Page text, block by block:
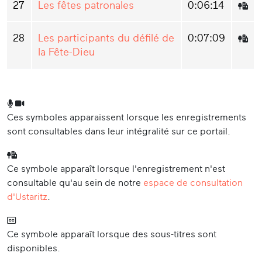
27 Les fêtes patronales 0:06:14
28
Les participants du défilé de
la Fête-Dieu
0:07:09
Ces symboles apparaissent lorsque les enregistrements
sont consultables dans leur intégralité sur ce portail.
Ce symbole apparaît lorsque l'enregistrement n'est
consultable qu'au sein de notre espace de consultation
d'Ustaritz
Ce symbole apparaît lorsque des sous-titres sont
disponibles.